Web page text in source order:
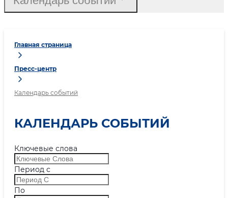
Главная страница
Пресс-центр
Календарь событий
КАЛЕНДАРЬ СОБЫТИЙ
Ключевые слова
Период с
По